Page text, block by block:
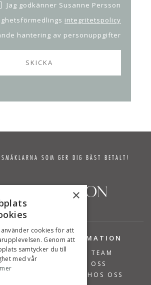
Jag godkänner Susanne Persson
integritetspolicy
hantering av personuppgifter
SOM GER DIG BÄST BETALT!
SALU
INFORMATION
VÅRT TEAM
OM OSS
JOBBA HOS OSS
×
cookies för att
Genom att
samtycker du till
med vår